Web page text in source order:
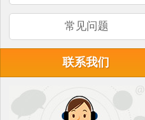
常见问题
联系我们